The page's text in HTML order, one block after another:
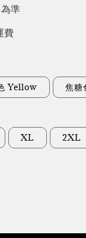
準
費
Yellow 焦糖
XL 2XL